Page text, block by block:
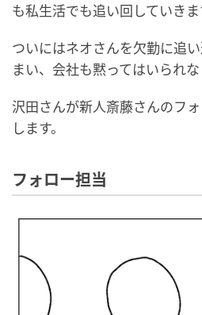
も私生活でも追い回していきま
ついにはネオさんを欠勤に追
まい、会社も黙ってはいられな
沢田さんが新人斎藤さんのフ
します。
フォロー担当